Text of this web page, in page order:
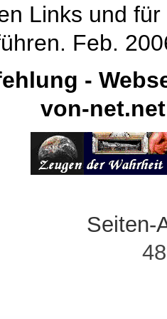
Links und
Feb.
-
von-net.net
Seiten-